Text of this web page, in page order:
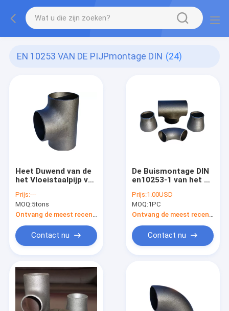
EN 10253 VAN DE PIJPmontage DIN (24)
Heet Duwend van de
het Vloeistaalpijp van
de Montageelleboog
het T-
stukreductiemiddel
GLB
Prijs:---
MOQ:5tons
Contact nu
De Buismontage DIN
en10253-1 van het de
P265GH het
Naadloze
Reductiemiddel GLB
van de staalStuiklas
Prijs:1.00USD
MOQ:1PC
Contact nu